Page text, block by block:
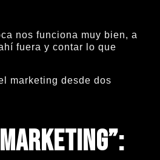
nos funciona muy bien, a
fuera y contar lo que
marketing desde dos